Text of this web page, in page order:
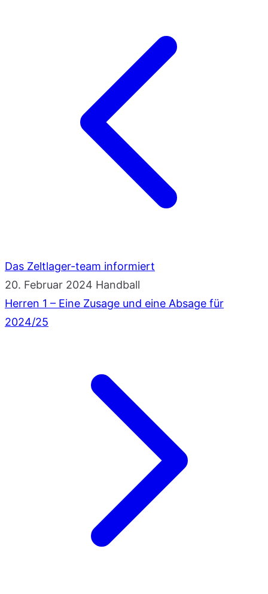
Das Zeltlager-team informiert
20. Februar 2024 Handball
Herren 1 – Eine Zusage und eine Absage für
2024/25